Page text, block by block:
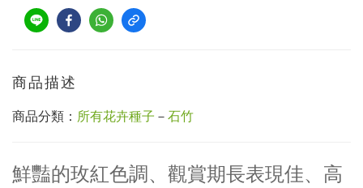
商品描述
商品分類： 所有花卉種子 －石竹
鮮豔的玫紅色調、觀賞期長表現佳、高